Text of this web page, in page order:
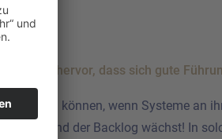
werden können, wenn Systeme an
sinkt und der Backlog wächst! In